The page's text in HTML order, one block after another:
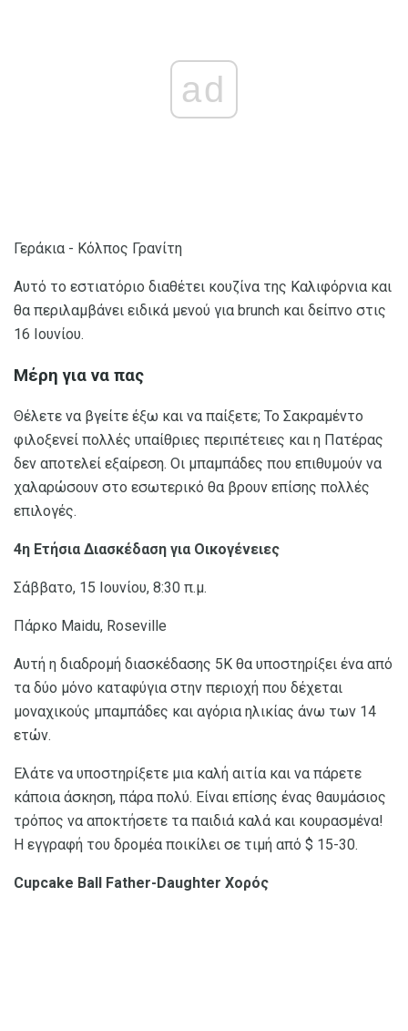
ad
Γεράκια - Κόλπος Γρανίτη
Αυτό το εστιατόριο διαθέτει κουζίνα της Καλιφόρνια και
θα περιλαμβάνει ειδικά μενού για brunch και δείπνο στις
16 Ιουνίου.
Μέρη για να πας
Θέλετε να βγείτε έξω και να παίξετε; Το Σακραμέντο
φιλοξενεί πολλές υπαίθριες περιπέτειες και η Πατέρας
δεν αποτελεί εξαίρεση. Οι μπαμπάδες που επιθυμούν να
χαλαρώσουν στο εσωτερικό θα βρουν επίσης πολλές
επιλογές.
4η Ετήσια Διασκέδαση για Οικογένειες
Σάββατο, 15 Ιουνίου, 8:30 π.μ.
Πάρκο Maidu, Roseville
Αυτή η διαδρομή διασκέδασης 5K θα υποστηρίξει ένα από
τα δύο μόνο καταφύγια στην περιοχή που δέχεται
μοναχικούς μπαμπάδες και αγόρια ηλικίας άνω των 14
ετών.
Ελάτε να υποστηρίξετε μια καλή αιτία και να πάρετε
κάποια άσκηση, πάρα πολύ. Είναι επίσης ένας θαυμάσιος
τρόπος να αποκτήσετε τα παιδιά καλά και κουρασμένα!
Η εγγραφή του δρομέα ποικίλει σε τιμή από $ 15-30.
Cupcake Ball Father-Daughter Χορός